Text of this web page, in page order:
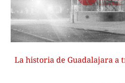
La historia de Guadalajara a